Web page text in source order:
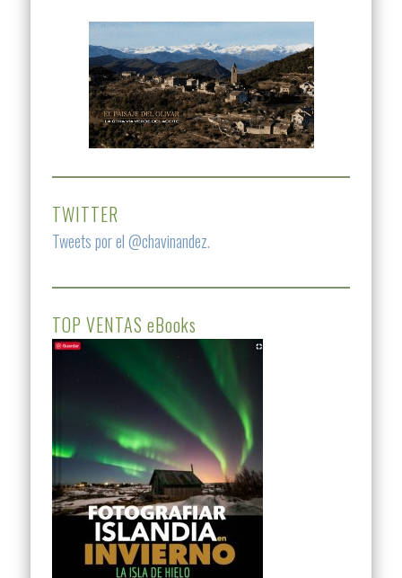
TWITTER
Tweets por el @chavinandez.
TOP VENTAS eBooks